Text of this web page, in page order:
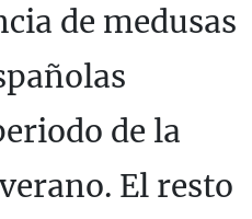
de medusas
de la
El resto